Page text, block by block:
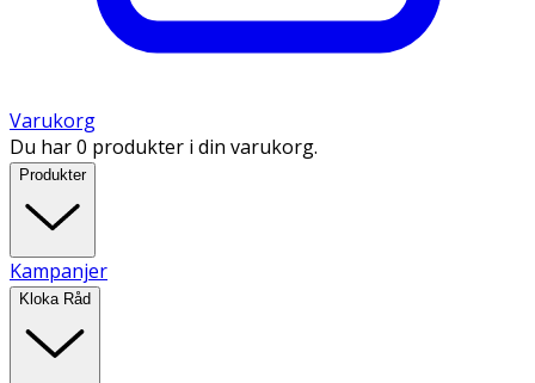
Varukorg
Du har 0 produkter i din varukorg.
Produkter
Kampanjer
Kloka Råd